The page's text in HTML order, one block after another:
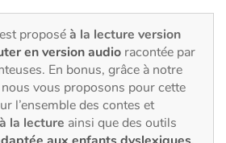
aventure
proposéà la lecture version
en version audio racontée par
En bonus, grâce à notre
vous proposons pour cette
l’ensemble des contes et
la lecture ainsi que des outils